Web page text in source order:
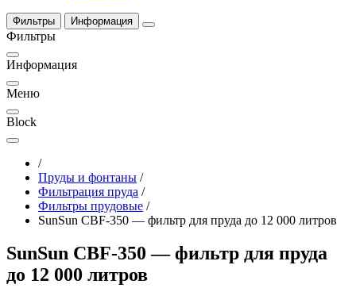
Фильтры Информация
Фильтры
Информация
Меню
Block
/
Пруды и фонтаны /
Фильтрация пруда /
Фильтры прудовые /
SunSun CBF-350 — фильтр для пруда до 12 000 литров
SunSun CBF-350 — фильтр для пруда
до 12 000 литров